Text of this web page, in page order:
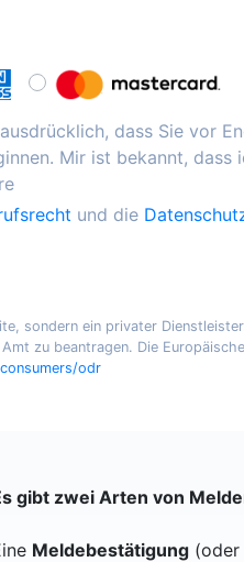
dass Sie vor
Mir ist bekannt,
und die
sondern ein privater
zu beantragen. Die
odr
gibt zwei Arten von
Meldebestätigung (oder